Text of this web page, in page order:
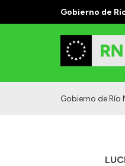
Gobierno de
Gobierno de Río